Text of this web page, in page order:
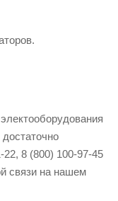
8 (800) 100-97-45
связи на нашем